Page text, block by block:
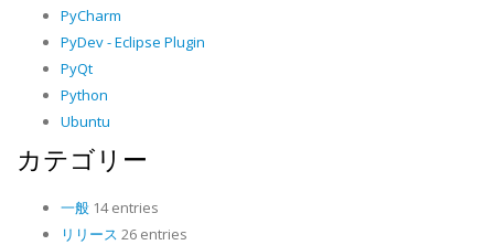
PyCharm
PyDev - Eclipse Plugin
PyQt
Python
Ubuntu
カテゴリー
一般 14 entries
リリース 26 entries